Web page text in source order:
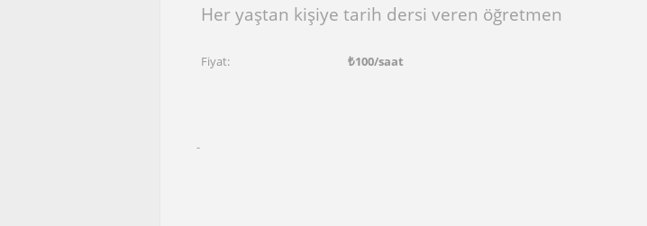
Her yaştan kişiye tarih dersi veren öğretmen
Fiyat: ₺100/saat
-